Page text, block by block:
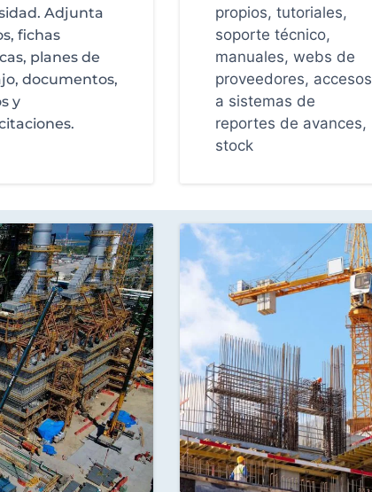
Adjunta
fichas
planes de
documentos,
y
propios, tutoriales,
soporte técnico,
manuales, webs de
proveedores, accesos
a sistemas de
reportes de avances,
stock